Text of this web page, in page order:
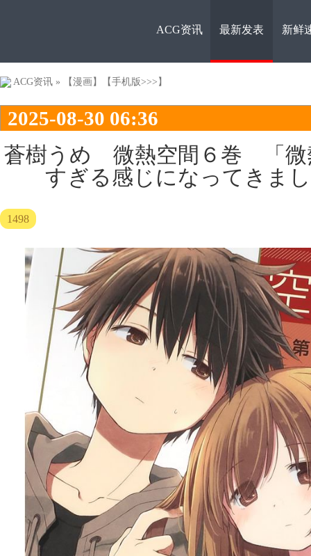
ACG资
ACG资讯 最新发表 新鲜
ACG资讯 » 【漫画】 【手机版>>>】
2025-08-30 06:36
蒼樹うめ 微熱空間６巻 「微
すぎる感じになってきま
1498